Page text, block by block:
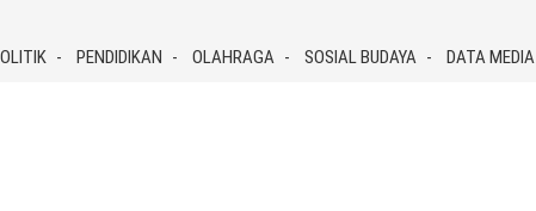
PENDIDIKAN OLAHRAGA SOSIAL BUDAYA DATA MEDIA